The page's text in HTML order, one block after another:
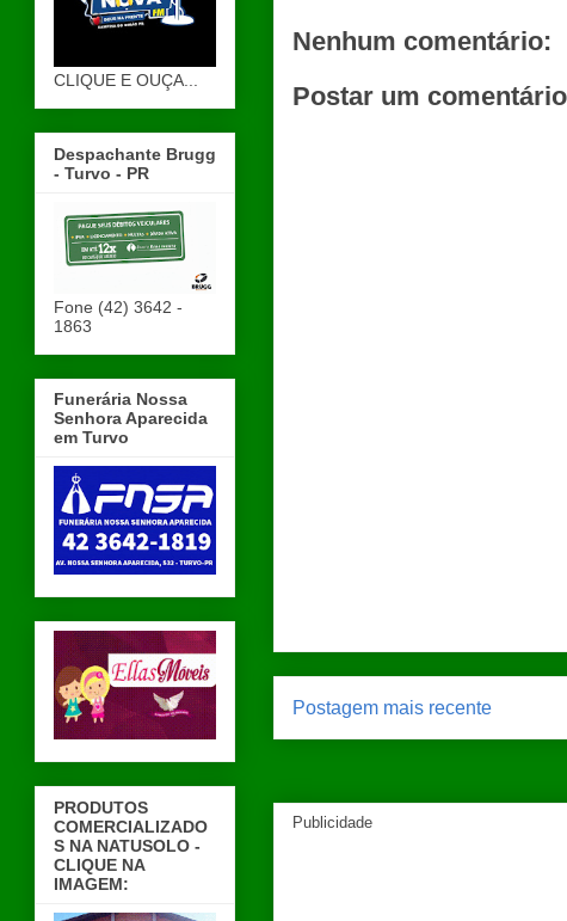
Nenhum comentário:
Postar um comentário
Postagem mais recente
Publicidade
CLIQUE E OUÇA...
Despachante Brugg
- Turvo - PR
Fone (42) 3642 -
1863
Funerária Nossa
Senhora Aparecida
em Turvo
PRODUTOS
COMERCIALIZADO
S NA NATUSOLO -
CLIQUE NA
IMAGEM: